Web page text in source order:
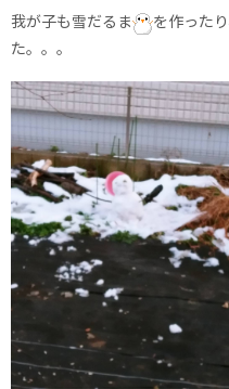
我が子も雪だるま を作った
た。。。